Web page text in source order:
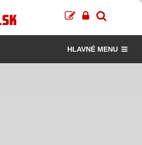
HLAVNÉ MENU